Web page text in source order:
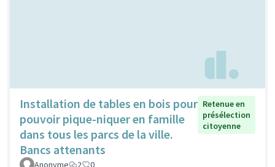
Installation de tables en bois pour
pouvoir pique-niquer en famille
dans tous les parcs de la ville.
Bancs attenants
Retenue en
présélection
citoyenne
Anonyme 2 0